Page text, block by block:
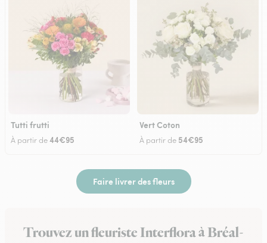
Tutti frutti
À partir de44€95
Vert Coton
À partir de 54€95
Faire livrer des fleurs
Trouvez un fleuriste Interflora à Bréal-